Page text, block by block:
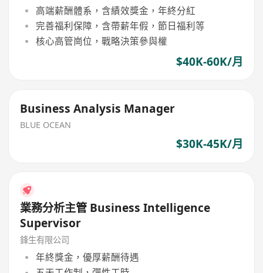
高端薪酬體系，含績效獎金，年終分紅
完善福利保障，含帶薪年假，節日福利等
核心高管崗位，戰略決策參與權
$40K-60K/月
Business Analysis Manager
BLUE OCEAN
$30K-45K/月
業務分析主管 Business Intelligence
Supervisor
鋒生有限公司
年終獎金，優厚薪酬待遇